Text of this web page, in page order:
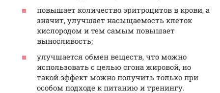
повышает количество эритроцитов в крови, а
значит, улучшает насыщаемость клеток
кислородом и тем самым повышает
выносливость;
улучшается обмен веществ, что можно
использовать с целью сгона жировой, но
такой эффект можно получить только при
особом подходе к питанию и тренингу.